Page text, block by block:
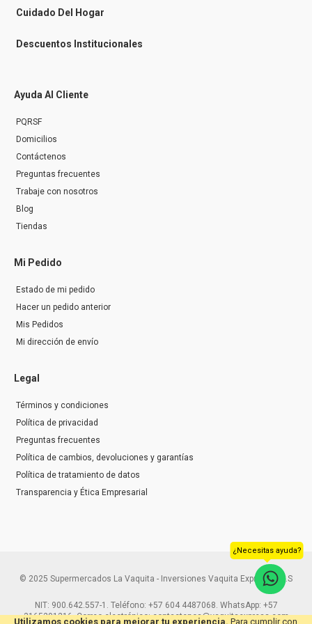
Utilizamos cookies para mejorar tu experiencia. Para cumplir con
r
Cuidado Del Hogar
Descuentos Institucionales
Ayuda Al Cliente
PQRSF
Domicilios
Contáctenos
Preguntas frecuentes
Trabaje con nosotros
Blog
Tiendas
Mi Pedido
Estado de mi pedido
Hacer un pedido anterior
Mis Pedidos
Mi dirección de envío
Legal
Términos y condiciones
Política de privacidad
Preguntas frecuentes
Política de cambios, devoluciones y garantías
Política de tratamiento de datos
Transparencia y Ética Empresarial
© 2025 Supermercados La Vaquita - Inversiones Vaquita Express S.A.S
NIT: 900.642.557-1. Teléfono: +57 604 4487068. WhatsApp: +57
3165291216. Correo electrónico: contactenos@vaquitaexpress.com
¿Necesitas ayuda?